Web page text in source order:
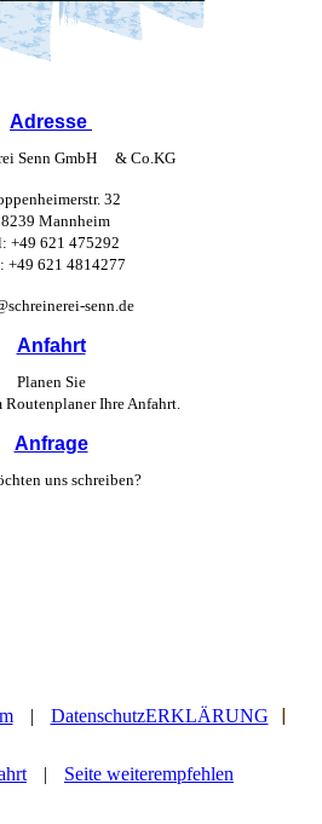
Adresse
Senn GmbH & Co.KG
32
Mannheim
+49 621 475292
+49 621 4814277
senn.de
Anfahrt
Planen Sie
Routen­planer Ihre Anfahrt.
Anfrage
uns schreiben?
| DatenschutzERKLÄRUNG |
| Seite weiterempfehlen